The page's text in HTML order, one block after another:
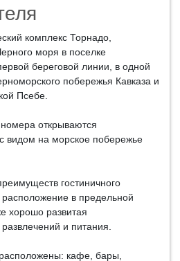
комплекс Торнадо,
моря в поселке
береговой линии, в одной
побережья Кавказа и
Псебе.
номера открываются
видом на морское побережье
гостиничного
расположение в предельной
хорошо развитая
и питания.
кафе, бары,